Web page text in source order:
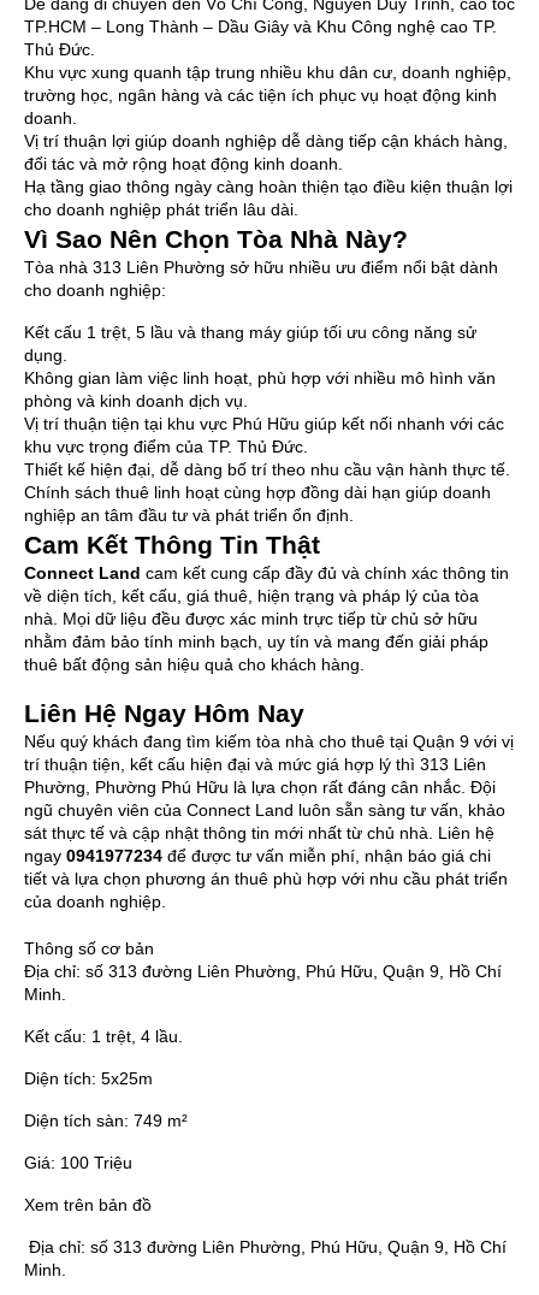
Dễ dàng di chuyển đến Võ Chí Công, Nguyễn Duy Trinh, cao tốc
TP.HCM – Long Thành – Dầu Giây và Khu Công nghệ cao TP.
Thủ Đức.
Khu vực xung quanh tập trung nhiều khu dân cư, doanh nghiệp,
trường học, ngân hàng và các tiện ích phục vụ hoạt động kinh
doanh.
Vị trí thuận lợi giúp doanh nghiệp dễ dàng tiếp cận khách hàng,
đối tác và mở rộng hoạt động kinh doanh.
Hạ tầng giao thông ngày càng hoàn thiện tạo điều kiện thuận lợi
cho doanh nghiệp phát triển lâu dài.
Vì Sao Nên Chọn Tòa Nhà Này?
Tòa nhà 313 Liên Phường sở hữu nhiều ưu điểm nổi bật dành
cho doanh nghiệp:
Kết cấu 1 trệt, 5 lầu và thang máy giúp tối ưu công năng sử
dụng.
Không gian làm việc linh hoạt, phù hợp với nhiều mô hình văn
phòng và kinh doanh dịch vụ.
Vị trí thuận tiện tại khu vực Phú Hữu giúp kết nối nhanh với các
khu vực trọng điểm của TP. Thủ Đức.
Thiết kế hiện đại, dễ dàng bố trí theo nhu cầu vận hành thực tế.
Chính sách thuê linh hoạt cùng hợp đồng dài hạn giúp doanh
nghiệp an tâm đầu tư và phát triển ổn định.
Cam Kết Thông Tin Thật
Connect Land cam kết cung cấp đầy đủ và chính xác thông tin
về diện tích, kết cấu, giá thuê, hiện trạng và pháp lý của tòa
nhà. Mọi dữ liệu đều được xác minh trực tiếp từ chủ sở hữu
nhằm đảm bảo tính minh bạch, uy tín và mang đến giải pháp
thuê bất động sản hiệu quả cho khách hàng.
Liên Hệ Ngay Hôm Nay
Nếu quý khách đang tìm kiếm tòa nhà cho thuê tại Quận 9 với vị
trí thuận tiện, kết cấu hiện đại và mức giá hợp lý thì 313 Liên
Phường, Phường Phú Hữu là lựa chọn rất đáng cân nhắc. Đội
ngũ chuyên viên của Connect Land luôn sẵn sàng tư vấn, khảo
sát thực tế và cập nhật thông tin mới nhất từ chủ nhà. Liên hệ
ngay 0941977234 để được tư vấn miễn phí, nhận báo giá chi
tiết và lựa chọn phương án thuê phù hợp với nhu cầu phát triển
của doanh nghiệp.
Thông số cơ bản
Địa chỉ: số 313 đường Liên Phường, Phú Hữu, Quận 9, Hồ Chí
Minh.
Kết cấu: 1 trệt, 4 lầu.
Diện tích: 5x25m
Diện tích sàn: 749 m²
Giá: 100 Triệu
Xem trên bản đồ
Địa chỉ: số 313 đường Liên Phường, Phú Hữu, Quận 9, Hồ Chí
Minh.